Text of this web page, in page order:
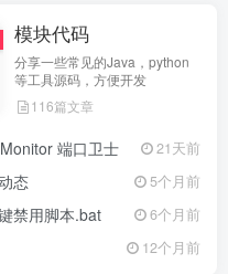
模块代码
分享一些常见的Java，python
等工具源码，方便开发
116篇文章
端口卫士 21天前
态 5个月前
禁用脚本.bat 6个月前
12个月前